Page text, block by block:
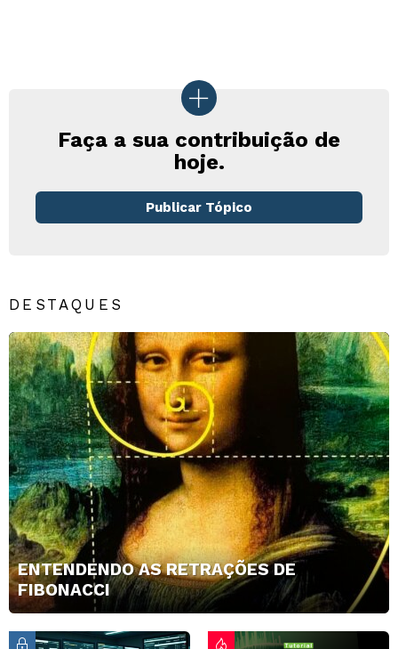
Faça a sua contribuição de
hoje.
Publicar Tópico
DESTAQUES
ENTENDENDO AS RETRAÇÕES DE
FIBONACCI